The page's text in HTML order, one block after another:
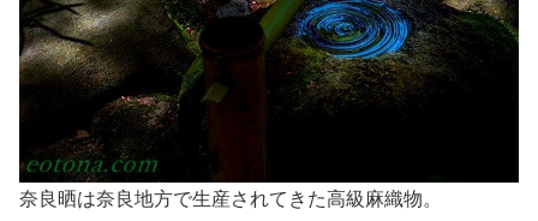
奈良晒は奈良地方で生産されてきた高級麻織物。